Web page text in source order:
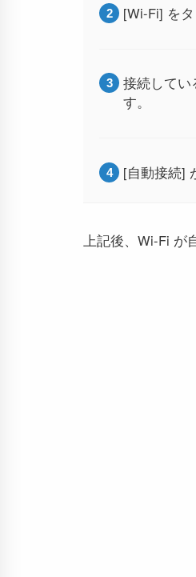
[Wi-Fi] をタ
接続してい
す。
[自動接続]
上記後、Wi-Fi が